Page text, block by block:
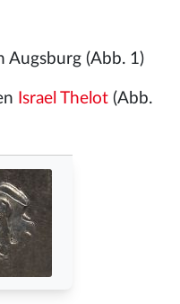
Augsburg (Abb. 1)
Israel Thelot (Abb.